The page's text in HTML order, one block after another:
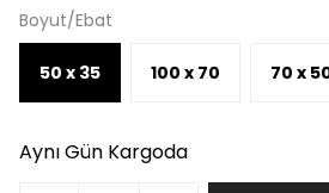
Boyut/Ebat
50 x 35 100 x 70 70 x
Aynı Gün Kargoda